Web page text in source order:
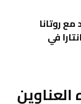
روتانا
في